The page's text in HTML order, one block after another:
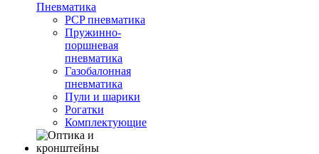
Пневматика
PCP пневматика
Пружинно-
поршневая
пневматика
Газобалонная
пневматика
Пули и шарики
Рогатки
Комплектующие